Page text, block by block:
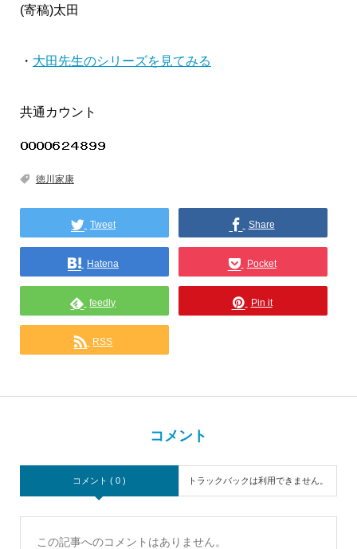
(寄稿)太田
・ 大田先生のシリーズを見てみる
共通カウント
徳川家康
Tweet Share
Hatena Pocket
feedly Pin it
RSS
コメント
コメント ( 0 ) トラックバックは利用できません。
この記事へのコメントはありません。